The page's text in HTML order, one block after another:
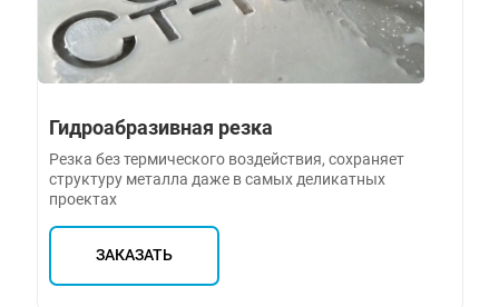
Гидроабразивная резка
Резка без термического воздействия, сохраняет
структуру металла даже в самых деликатных
проектах
ЗАКАЗАТЬ